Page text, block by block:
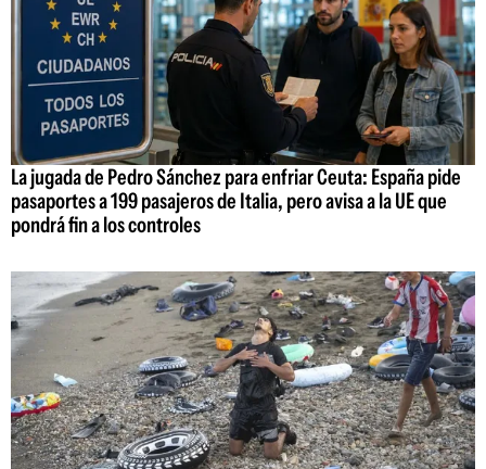
La jugada de Pedro Sánchez para enfriar Ceuta: España pide
pasaportes a 199 pasajeros de Italia, pero avisa a la UE que
pondrá fin a los controles